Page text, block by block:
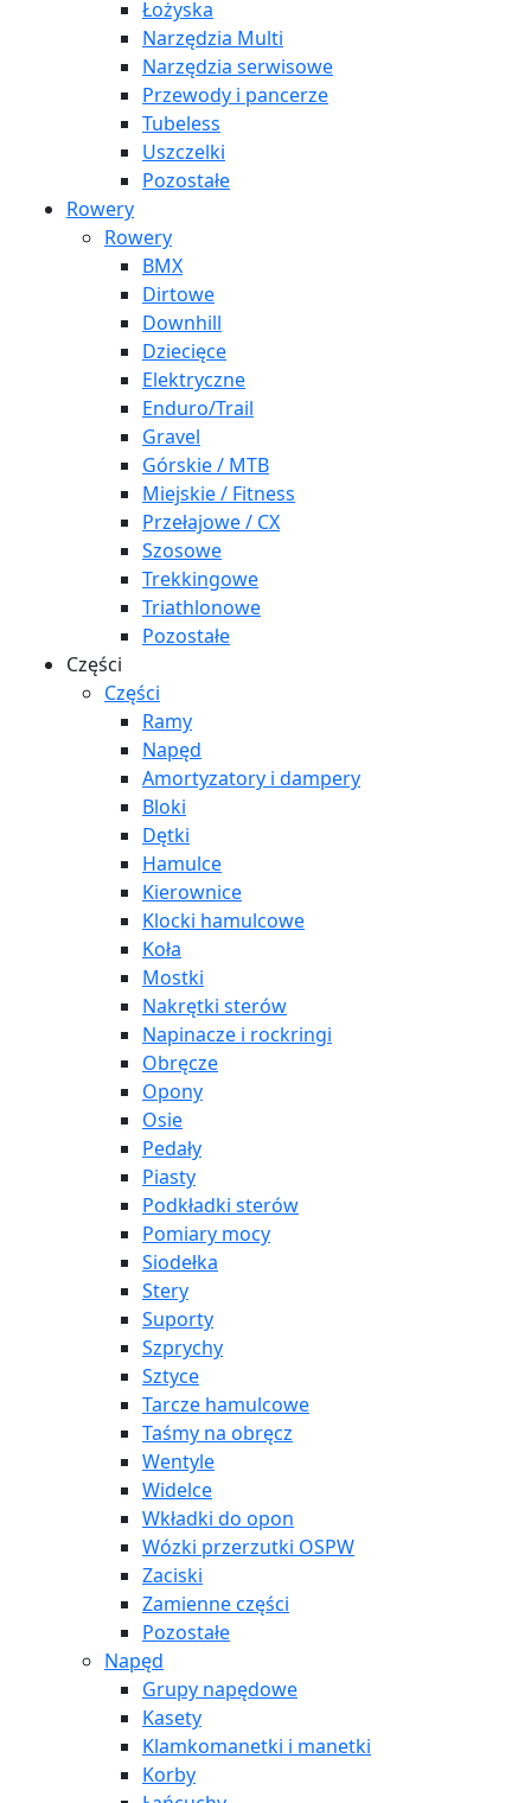
Łożyska
Narzędzia Multi
Narzędzia serwisowe
Przewody i pancerze
Tubeless
Uszczelki
Pozostałe
Rowery
Rowery
BMX
Dirtowe
Downhill
Dziecięce
Elektryczne
Enduro/Trail
Gravel
Górskie / MTB
Miejskie / Fitness
Przełajowe / CX
Szosowe
Trekkingowe
Triathlonowe
Pozostałe
Części
Części
Ramy
Napęd
Amortyzatory i dampery
Bloki
Dętki
Hamulce
Kierownice
Klocki hamulcowe
Koła
Mostki
Nakrętki sterów
Napinacze i rockringi
Obręcze
Opony
Osie
Pedały
Piasty
Podkładki sterów
Pomiary mocy
Siodełka
Stery
Suporty
Szprychy
Sztyce
Tarcze hamulcowe
Taśmy na obręcz
Wentyle
Widelce
Wkładki do opon
Wózki przerzutki OSPW
Zaciski
Zamienne części
Pozostałe
Napęd
Grupy napędowe
Kasety
Klamkomanetki i manetki
Korby